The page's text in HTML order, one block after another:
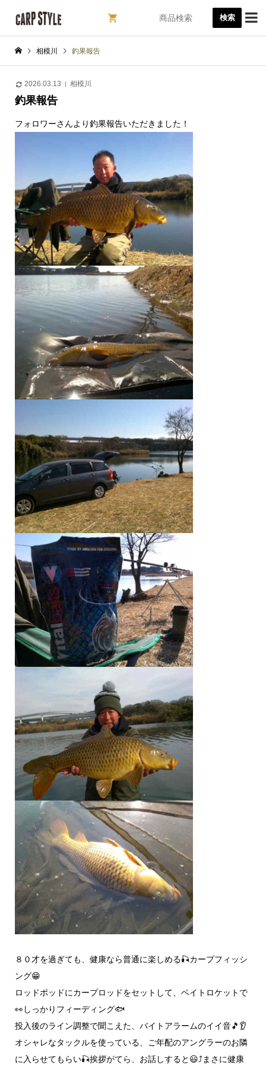
検索 
相模川 釣果報告
2026.03.13 相模川
釣果報告
フォロワーさんより釣果報告いただきました！
８０才を過ぎても、健康なら普通に楽しめる🎣カープフィッシ
ング😁
ロッドポッドにカープロッドをセットして、ベイトロケットで
👀しっかりフィーディング🐟️
投入後のライン調整で聞こえた、バイトアラームのイイ音🎵👂️
オシャレなタックルを使っている、ご年配のアングラーのお隣
に入らせてもらい🎣挨拶がてら、お話しすると😃⤴️まさに健康